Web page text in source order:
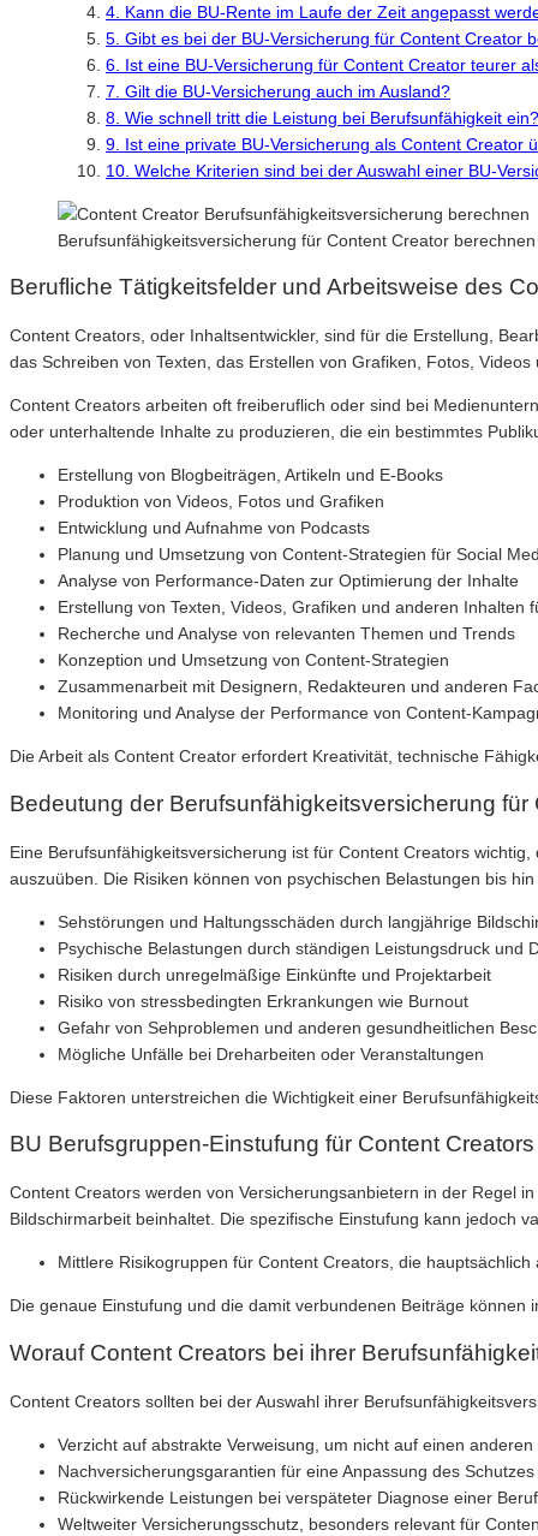
4. Kann die BU-Rente im Laufe der Zeit angepasst
5. Gibt es bei der BU-Versicherung für Content Creator
6. Ist eine BU-Versicherung für Content Creator teurer
7. Gilt die BU-Versicherung auch im Ausland?
8. Wie schnell tritt die Leistung bei Berufsunfähigkeit ein?
9. Ist eine private BU-Versicherung als Content Creator
10. Welche Kriterien sind bei der Auswahl einer BU-
Berufsunfähigkeitsversicherung für Content Creator berechnen
Berufliche Tätigkeitsfelder und Arbeitsweise des
Content Creators, oder Inhaltsentwickler, sind für die Erstellung,
das Schreiben von Texten, das Erstellen von Grafiken, Fotos,
Content Creators arbeiten oft freiberuflich oder sind bei
oder unterhaltende Inhalte zu produzieren, die ein bestimmtes
Erstellung von Blogbeiträgen, Artikeln und E-Books
Produktion von Videos, Fotos und Grafiken
Entwicklung und Aufnahme von Podcasts
Planung und Umsetzung von Content-Strategien für Social
Analyse von Performance-Daten zur Optimierung der Inhalte
Erstellung von Texten, Videos, Grafiken und anderen
Recherche und Analyse von relevanten Themen und Trends
Konzeption und Umsetzung von Content-Strategien
Zusammenarbeit mit Designern, Redakteuren und anderen
Monitoring und Analyse der Performance von Content-
Die Arbeit als Content Creator erfordert Kreativität, technische
Bedeutung der Berufsunfähigkeitsversicherung für
Eine Berufsunfähigkeitsversicherung ist für Content Creators
auszuüben. Die Risiken können von psychischen Belastungen bis
Sehstörungen und Haltungsschäden durch langjährige
Psychische Belastungen durch ständigen Leistungsdruck und
Risiken durch unregelmäßige Einkünfte und Projektarbeit
Risiko von stressbedingten Erkrankungen wie Burnout
Gefahr von Sehproblemen und anderen gesundheitlichen
Mögliche Unfälle bei Dreharbeiten oder Veranstaltungen
Diese Faktoren unterstreichen die Wichtigkeit einer
BU Berufsgruppen-Einstufung für Content Creators
Content Creators werden von Versicherungsanbietern in der Regel
Bildschirmarbeit beinhaltet. Die spezifische Einstufung kann jedoch
Mittlere Risikogruppen für Content Creators, die
Die genaue Einstufung und die damit verbundenen Beiträge
Worauf Content Creators bei ihrer
Content Creators sollten bei der Auswahl ihrer
Verzicht auf abstrakte Verweisung, um nicht auf einen
Nachversicherungsgarantien für eine Anpassung des
Rückwirkende Leistungen bei verspäteter Diagnose einer
Weltweiter Versicherungsschutz, besonders relevant für